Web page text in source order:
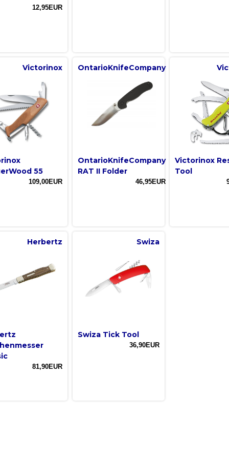
12,95EUR
Victorinox
55
109,00EUR
OntarioKnifeCompany
OntarioKnifeCompany
RAT II Folder
46,95EUR
Victorinox
Tool
Herbertz
81,90EUR
Swiza
Swiza Tick Tool
36,90EUR